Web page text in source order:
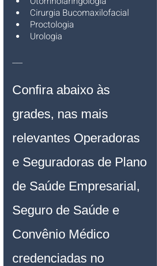
Cirurgia Bucomaxilofacial
Proctologia
Urologia
___
Confira abaixo às
grades, nas mais
relevantes Operadoras
e Seguradoras de Plano
de Saúde Empresarial,
Seguro de Saúde e
Convênio Médico
credenciadas no